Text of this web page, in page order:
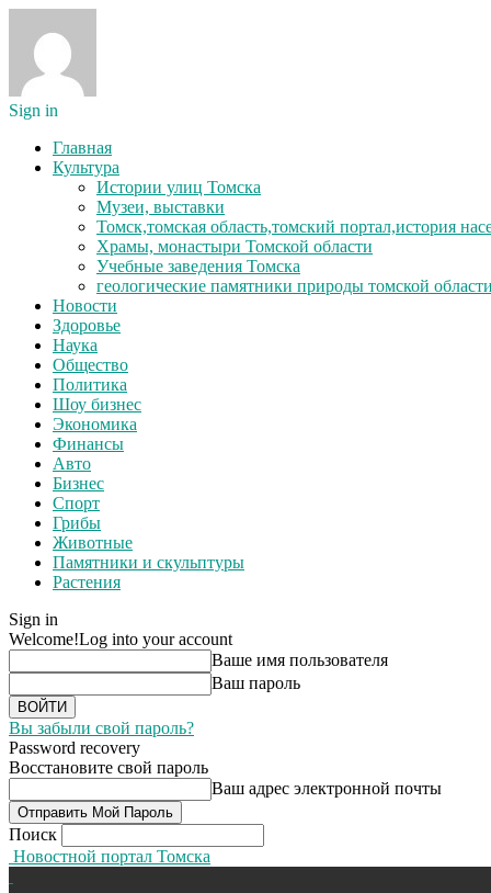
Sign in
Главная
Культура
Истории улиц Томска
Музеи, выставки
Томск,томская область,томский портал,история
Храмы, монастыри Томской области
Учебные заведения Томска
геологические памятники природы томской области
Новости
Здоровье
Наука
Общество
Политика
Шоу бизнес
Экономика
Финансы
Авто
Бизнес
Спорт
Грибы
Животные
Памятники и скульптуры
Растения
Sign in
Welcome!Log into your account
Ваше имя пользователя
Ваш пароль
Вы забыли свой пароль?
Password recovery
Восстановите свой пароль
Ваш адрес электронной почты
Поиск
Новостной портал Томска